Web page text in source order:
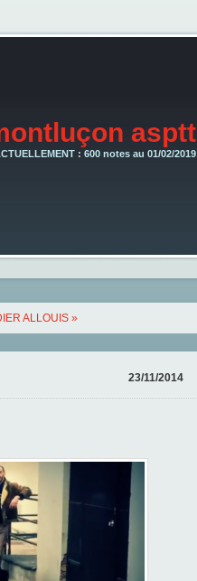
asptt
: 600 notes au 01/02/2019
ALLOUIS »
23/11/2014